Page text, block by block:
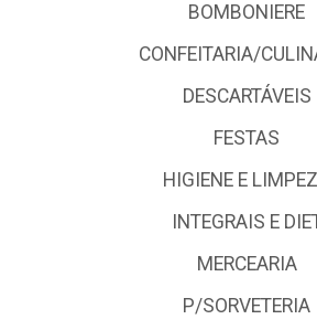
BOMBONIERE
CONFEITARIA/
DESCARTÁVEIS
FESTAS
HIGIENE E
INTEGRAIS E
MERCEARIA
P/SORVETERIA